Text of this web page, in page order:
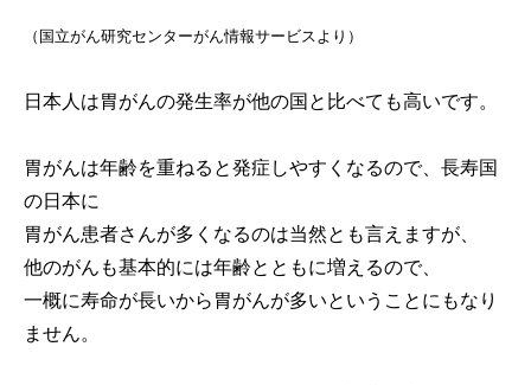
（国立がん研究センターがん情報サービスより）
日本人は胃がんの発生率が他の国と比べても高いです。
胃がんは年齢を重ねると発症しやすくなるので、長寿国
の日本に
胃がん患者さんが多くなるのは当然とも言えますが、
他のがんも基本的には年齢とともに増えるので、
一概に寿命が長いから胃がんが多いということにもなり
ません。